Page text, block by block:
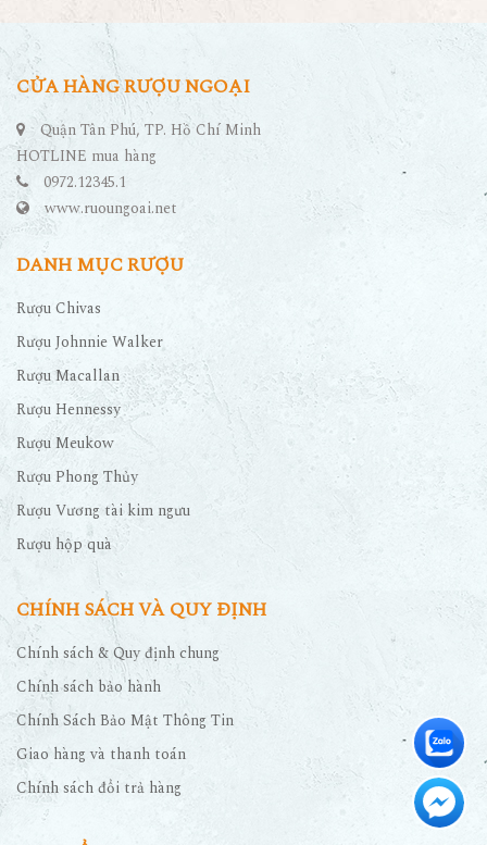
CỬA HÀNG RƯỢU NGOẠI
Quận Tân Phú, TP. Hồ Chí Minh
HOTLINE mua hàng
0972.12345.1
www.ruoungoai.net
DANH MỤC RƯỢU
Rượu Chivas
Rượu Johnnie Walker
Rượu Macallan
Rượu Hennessy
Rượu Meukow
Rượu Phong Thủy
Rượu Vương tài kim ngưu
Rượu hộp quà
CHÍNH SÁCH VÀ QUY ĐỊNH
Chính sách & Quy định chung
Chính sách bảo hành
Chính Sách Bảo Mật Thông Tin
Giao hàng và thanh toán
Chính sách đổi trả hàng